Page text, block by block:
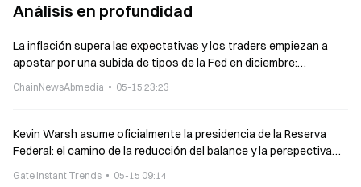
Análisis en profundidad
La inflación supera las expectativas y los traders empiezan a
apostar por una subida de tipos de la Fed en diciembre:
ChainNewsAbmedia 05-15 23:23
Kevin Warsh asume oficialmente la presidencia de la Reserva
Federal: el camino de la reducción del balance y la perspectiva
Gate Instant Trends 05-15 09:14